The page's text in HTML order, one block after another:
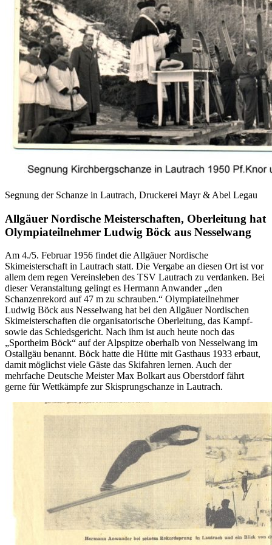
Segnung der Schanze in Lautrach, Druckerei Mayr & Abel Legau
Allgäuer Nordische Meisterschaften, Oberleitung hat
Olympiateilnehmer Ludwig Böck aus Nesselwang
Am 4./5. Februar 1956 findet die Allgäuer Nordische
Skimeisterschaft in Lautrach statt. Die Vergabe an diesen Ort ist vor
allem dem regen Vereinsleben des TSV Lautrach zu verdanken. Bei
dieser Veranstaltung gelingt es Hermann Anwander „den
Schanzenrekord auf 47 m zu schrauben.“ Olympiateilnehmer
Ludwig Böck aus Nesselwang hat bei den Allgäuer Nordischen
Skimeisterschaften die organisatorische Oberleitung, das Kampf-
sowie das Schiedsgericht. Nach ihm ist auch heute noch das
„Sportheim Böck“ auf der Alpspitze oberhalb von Nesselwang im
Ostallgäu benannt. Böck hatte die Hütte mit Gasthaus 1933 erbaut,
damit möglichst viele Gäste das Skifahren lernen. Auch der
mehrfache Deutsche Meister Max Bolkart aus Oberstdorf fährt
gerne für Wettkämpfe zur Skisprungschanze in Lautrach.